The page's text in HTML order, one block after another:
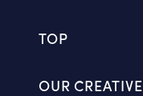
TOP
OUR CREATIVE